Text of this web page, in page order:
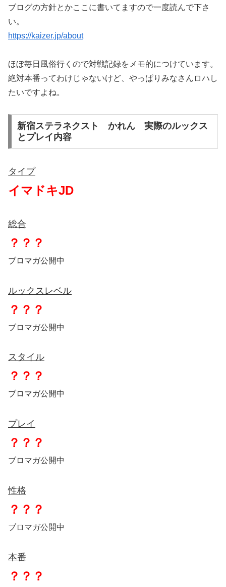
ブログの方針とかここに書いてますので一度読んで下さ
い。
https://kaizer.jp/about
ほぼ毎日風俗行くので対戦記録をメモ的につけています。
絶対本番ってわけじゃないけど、やっぱりみなさんロハし
たいですよね。
新宿ステラネクスト かれん 実際のルックス
とプレイ内容
タイプ
イマドキJD
総合
？？？
ブロマガ公開中
ルックスレベル
？？？
ブロマガ公開中
スタイル
？？？
ブロマガ公開中
プレイ
？？？
ブロマガ公開中
性格
？？？
ブロマガ公開中
本番
？？？